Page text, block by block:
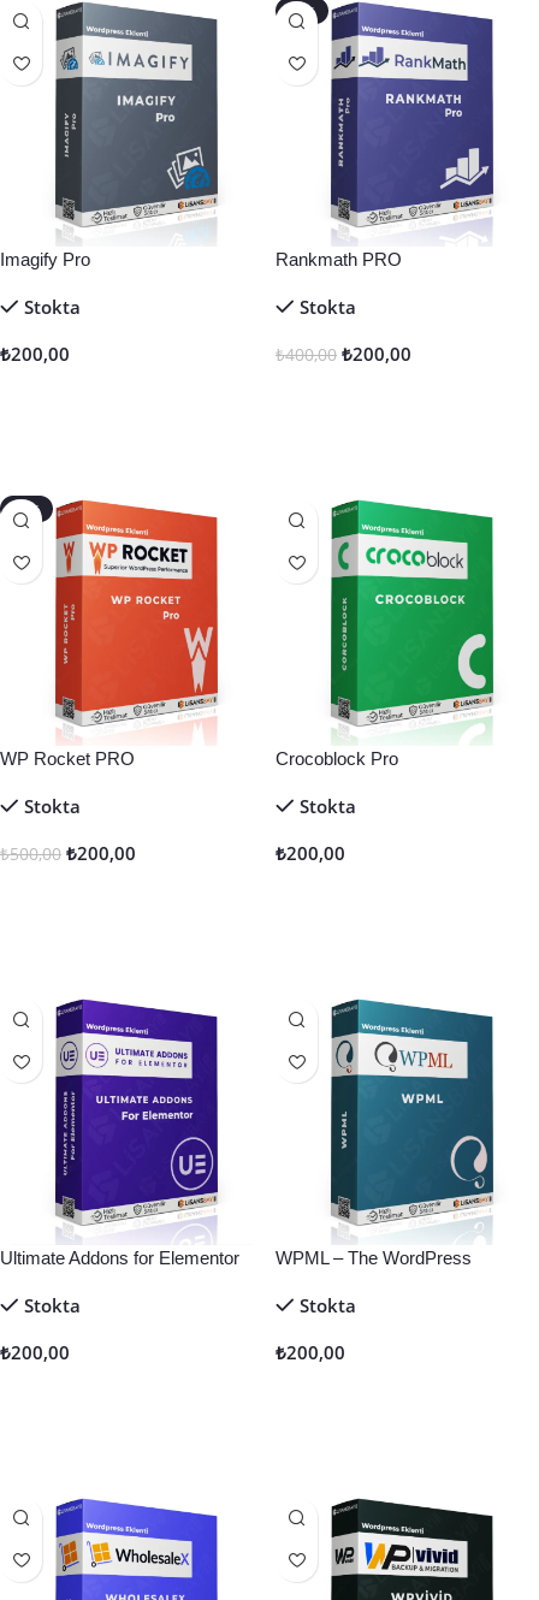
Imagify Pro
Stokta
₺200,00
-50%
Rankmath PRO
Stokta
₺400,00 ₺200,00
-60%
WP Rocket PRO
Stokta
₺500,00 ₺200,00
Crocoblock Pro
Stokta
₺200,00
Ultimate Addons for Elementor
Stokta
₺200,00
WPML – The WordPress
Stokta
₺200,00